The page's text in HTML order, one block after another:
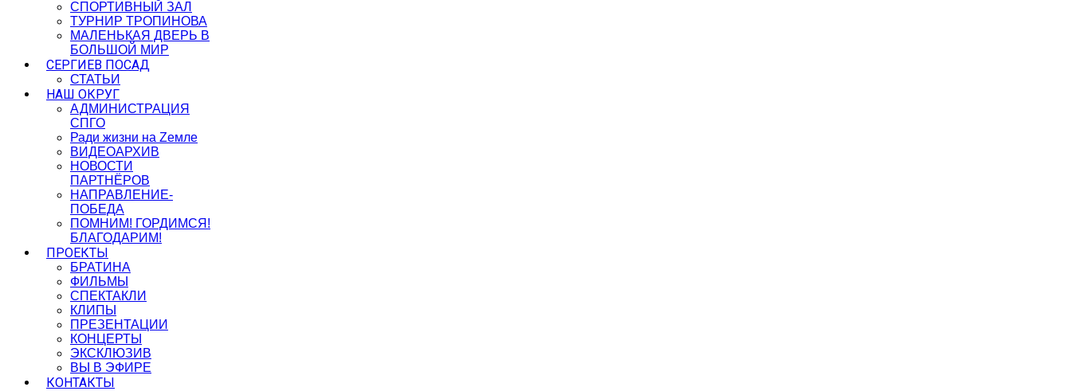
СПОРТИВНЫЙ ЗАЛ
ТУРНИР ТРОПИНОВА
МАЛЕНЬКАЯ ДВЕРЬ В
БОЛЬШОЙ МИР
СЕРГИЕВ ПОСАД
СТАТЬИ
НАШ ОКРУГ
АДМИНИСТРАЦИЯ
СПГО
Ради жизни на Zемле
ВИДЕОАРХИВ
НОВОСТИ
ПАРТНЁРОВ
НАПРАВЛЕНИЕ-
ПОБЕДА
ПОМНИМ! ГОРДИМСЯ!
БЛАГОДАРИМ!
ПРОЕКТЫ
БРАТИНА
ФИЛЬМЫ
СПЕКТАКЛИ
КЛИПЫ
ПРЕЗЕНТАЦИИ
КОНЦЕРТЫ
ЭКСКЛЮЗИВ
ВЫ В ЭФИРЕ
КОНТАКТЫ